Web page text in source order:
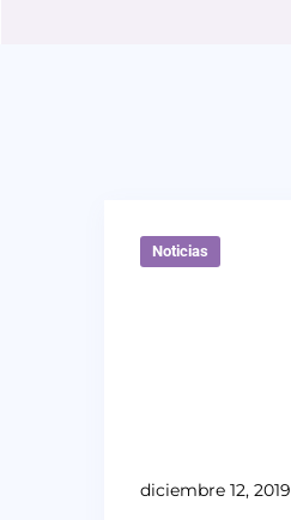
Noticias
diciembre 12, 2019